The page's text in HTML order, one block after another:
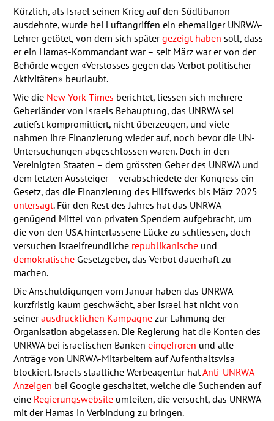
Kürzlich, als Israel seinen Krieg auf den Südlibanon
ausdehnte, wurde bei Luftangriffen ein ehemaliger UNRWA-
Lehrer getötet, von dem sich spätergezeigt haben soll, dass
er ein Hamas-Kommandant war – seit März war er von der
Behörde wegen «Verstosses gegen das Verbot politischer
Aktivitäten» beurlaubt.
Wie die New York Times berichtet, liessen sich mehrere
Geberländer von Israels Behauptung, das UNRWAsei
zutiefst kompromittiert, nicht überzeugen, und viele
nahmen ihre Finanzierung wieder auf, noch bevor die UN-
Untersuchungen abgeschlossen waren. Doch in den
Vereinigten Staaten – dem grössten Geber des UNRWAund
dem letzten Aussteiger – verabschiedete der Kongress ein
Gesetz, das die Finanzierung des Hilfswerks bis März 2025
untersagt. Für den Rest des Jahres hat das UNRWA
genügend Mittel von privaten Spendern aufgebracht, um
die von den USAhinterlassene Lücke zu schliessen, doch
versuchen israelfreundliche republikanischeund
demokratischeGesetzgeber, das Verbot dauerhaft zu
machen.
Die Anschuldigungen vom Januar haben das UNRWA
kurzfristig kaum geschwächt, aber Israel hat nicht von
seinerausdrücklichen Kampagnezur Lähmung der
Organisation abgelassen. Die Regierung hat die Konten des
UNRWAbei israelischen Banken eingefroren und alle
Anträge von UNRWA-Mitarbeitern auf Aufenthaltsvisa
blockiert. Israels staatliche Werbeagentur hatAnti-UNRWA-
Anzeigen bei Google geschaltet, welche die Suchenden auf
eine Regierungswebsiteumleiten, die versucht, das UNRWA
mit der Hamas in Verbindung zu bringen.